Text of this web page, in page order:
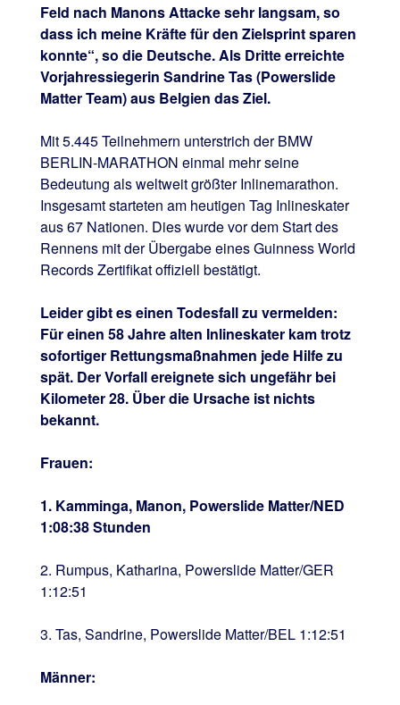
Feld nach Manons Attacke sehr langsam, so
dass ich meine Kräfte für den Zielsprint sparen
konnte“, so die Deutsche. Als Dritte erreichte
Vorjahressiegerin Sandrine Tas (Powerslide
Matter Team) aus Belgien das Ziel.
Mit 5.445 Teilnehmern unterstrich der BMW
BERLIN-MARATHON einmal mehr seine
Bedeutung als weltweit größter Inlinemarathon.
Insgesamt starteten am heutigen Tag Inlineskater
aus 67 Nationen. Dies wurde vor dem Start des
Rennens mit der Übergabe eines Guinness World
Records Zertifikat offiziell bestätigt.
Leider gibt es einen Todesfall zu vermelden:
Für einen 58 Jahre alten Inlineskater kam trotz
sofortiger Rettungsmaßnahmen jede Hilfe zu
spät. Der Vorfall ereignete sich ungefähr bei
Kilometer 28. Über die Ursache ist nichts
bekannt.
Frauen:
1. Kamminga, Manon, Powerslide Matter/NED
1:08:38 Stunden
2. Rumpus, Katharina, Powerslide Matter/GER
1:12:51
3. Tas, Sandrine, Powerslide Matter/BEL 1:12:51
Männer: